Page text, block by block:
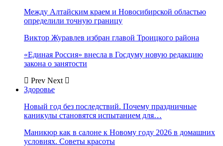
Между Алтайским краем и Новосибирской областью
определили точную границу
Виктор Журавлев избран главой Троицкого района
«Единая Россия» внесла в Госдуму новую редакцию
закона о занятости
Prev Next
Здоровье
Новый год без последствий. Почему праздничные
каникулы становятся испытанием для…
Маникюр как в салоне к Новому году 2026 в домашних
условиях. Советы красоты